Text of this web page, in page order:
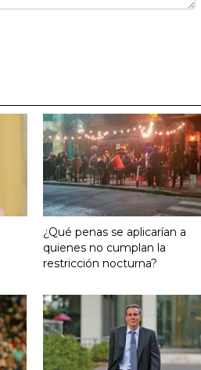
¿Qué penas se aplicarían a
quienes no cumplan la
restricción nocturna?